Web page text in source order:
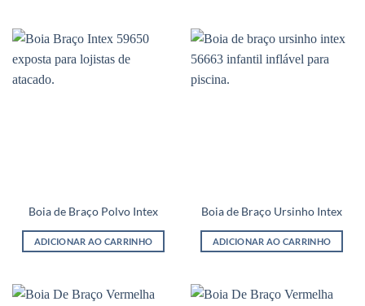
Boia de Braço Polvo Intex
ADICIONAR AO CARRINHO
Boia de Braço Ursinho Intex
ADICIONAR AO CARRINHO